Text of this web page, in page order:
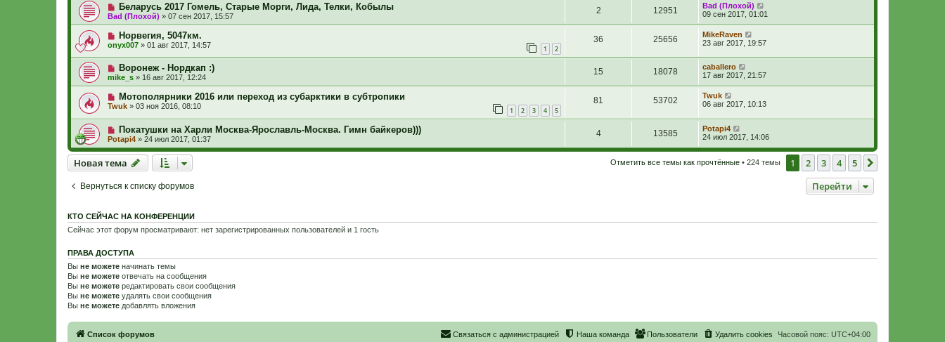
Беларусь 2017 Гомель, Старые Морги, Лида, Телки, Кобылы
Bad (Плохой) » 07 сен 2017, 15:57
2 12951
Bad (Плохой)
09 сен 2017, 01:01
Норвегия, 5047км.
onyx007 » 01 авг 2017, 14:57 1 2
36 25656
MikeRaven
23 авг 2017, 19:57
Воронеж - Нордкап :)
mike_s » 16 авг 2017, 12:24
15 18078
caballero
17 авг 2017, 21:57
Мотополярники 2016 или переход из субарктики в субтропики
Twuk » 03 ноя 2016, 08:10 1 2 3 4 5
81 53702
Twuk
06 авг 2017, 10:13
Покатушки на Харли Москва-Ярославль-Москва. Гимн байкеров)))
Potapi4 » 24 июл 2017, 01:37
4 13585
Potapi4
24 июл 2017, 14:06
Новая тема
Новаятема Отметить все темы как прочтённые • 224 темы 1 2 3 4 5
Вернуться к списку форумов Перейти
КТО СЕЙЧАС НА КОНФЕРЕНЦИИ
Сейчас этот форум просматривают: нет зарегистрированных пользователей и 1 гость
ПРАВА ДОСТУПА
Вы не можете начинать темы
Вы не можете отвечать на сообщения
Вы не можете редактировать свои сообщения
Вы не можете удалять свои сообщения
Вы не можете добавлять вложения
Список форумов Часовой пояс: UTC+04:00
Удалить cookies
Пользователи
Наша команда
Связаться с Связаться с администрацией